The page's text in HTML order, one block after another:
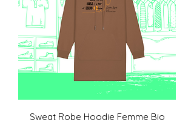
Sweat Robe Hoodie Femme Bio